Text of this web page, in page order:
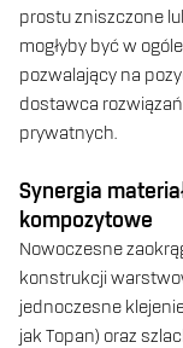
prostu zniszczone
mogłyby być w
pozwalający na
dostawca
prywatnych.
Synergia
kompozytowe
Nowoczesne
konstrukcji
jednoczesne
jak Topan) oraz